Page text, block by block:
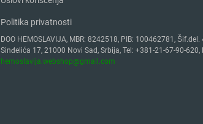
Politika privatnosti
DOO HEMOSLAVIJA, MBR: 8242518, PIB: 100462781,
Sinđelića 17, 21000 Novi Sad, Srbija, Tel: +381-21-67-90-620,
hemoslavija.webshop@gmail.com